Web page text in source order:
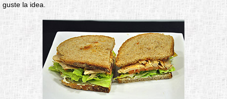
guste la idea.